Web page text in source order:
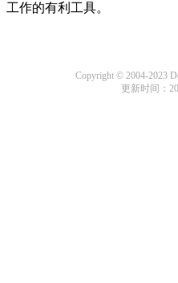
工作的有利工具。
Copyright © 2004-2023
更新时间：